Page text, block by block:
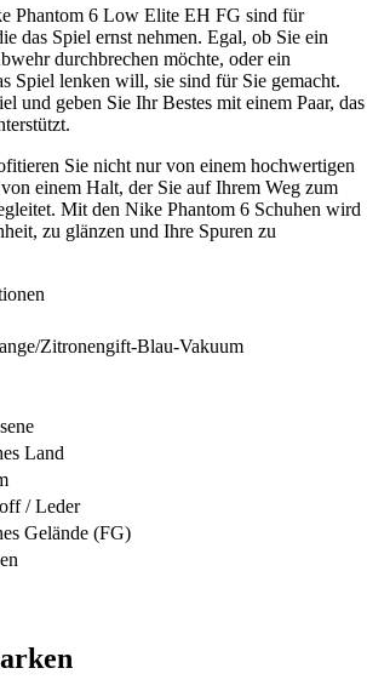
Phantom 6 Low Elite EH FG sind für
das Spiel ernst nehmen. Egal, ob Sie ein
durchbrechen möchte, oder ein
Spiel lenken will, sie sind für Sie gemacht.
und geben Sie Ihr Bestes mit einem Paar, das
Sie nicht nur von einem hochwertigen
einem Halt, der Sie auf Ihrem Weg zum
Mit den Nike Phantom 6 Schuhen wird
zu glänzen und Ihre Spuren zu
Zitronengift-Blau-Vakuum
Land
/ Leder
Gelände (FG)